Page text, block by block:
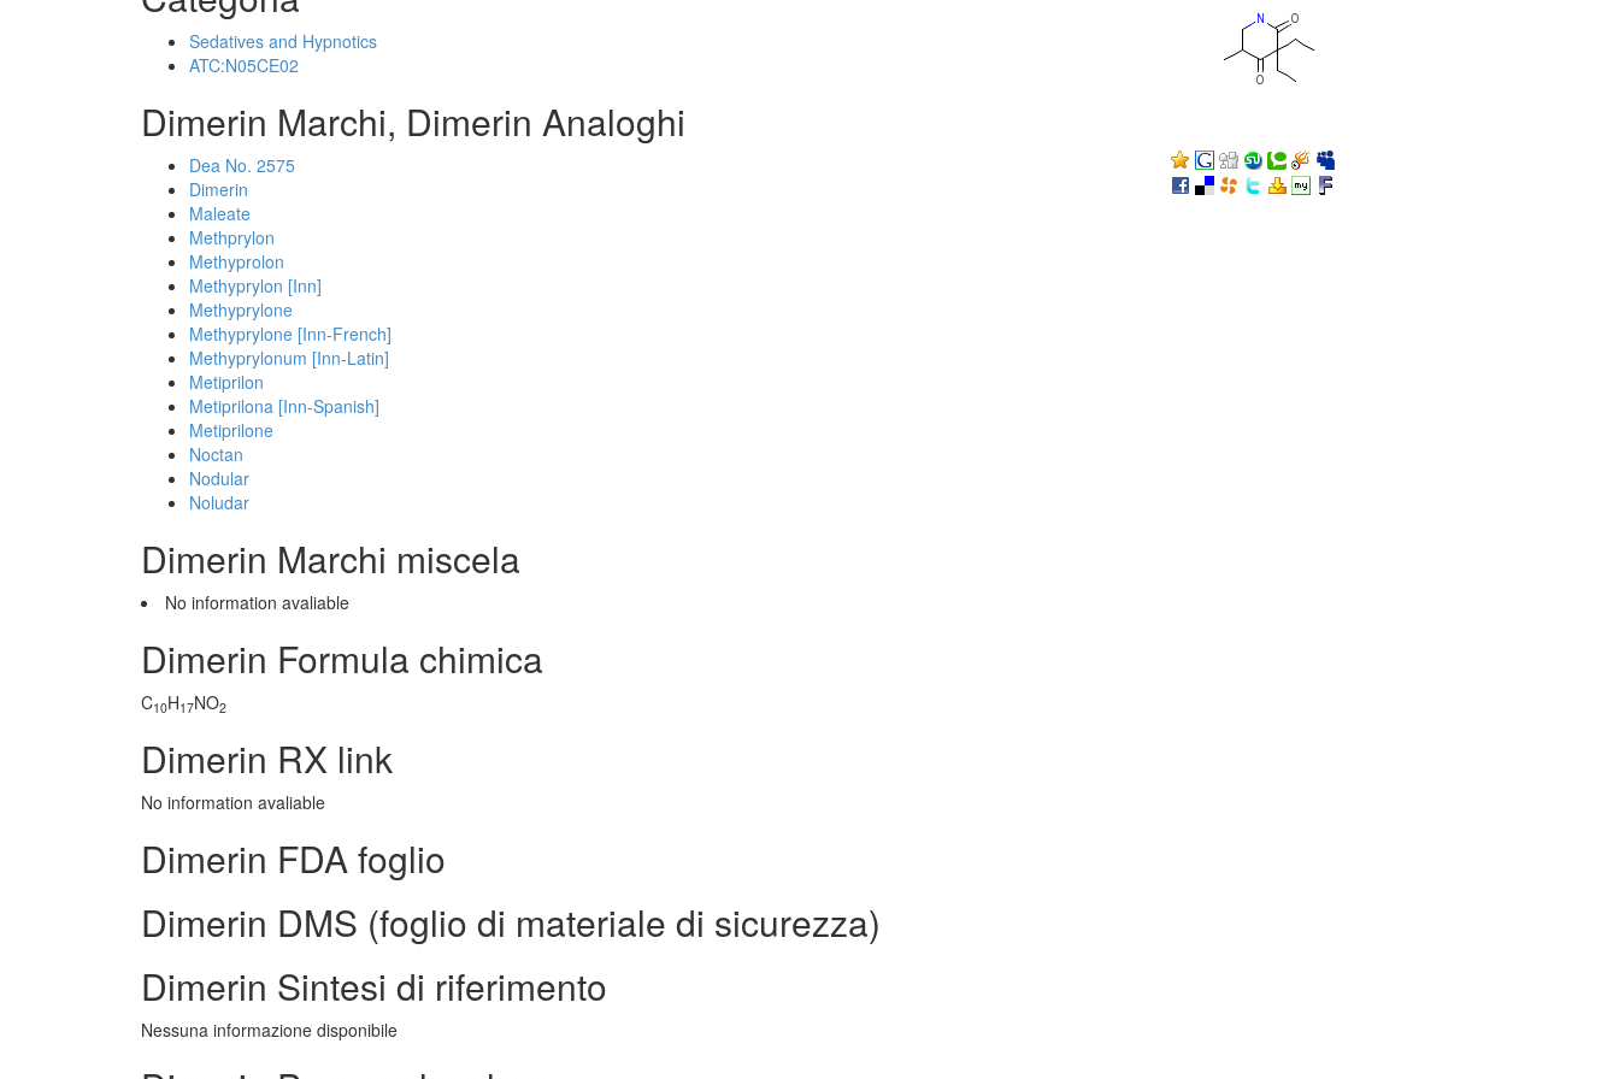
Sedatives and Hypnotics
ATC:N05CE02
Dimerin Marchi, Dimerin Analoghi
Dea No. 2575
Dimerin
Maleate
Methprylon
Methyprolon
Methyprylon [Inn]
Methyprylone
Methyprylone [Inn-French]
Methyprylonum [Inn-Latin]
Metiprilon
Metiprilona [Inn-Spanish]
Metiprilone
Noctan
Nodular
Noludar
Dimerin Marchi miscela
No information avaliable
Dimerin Formula chimica
C10H17NO2
Dimerin RX link
No information avaliable
Dimerin FDA foglio
Dimerin DMS (foglio di materiale di sicurezza)
Dimerin Sintesi di riferimento
Nessuna informazione disponibile